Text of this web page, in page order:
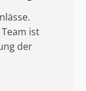
Team ist
der